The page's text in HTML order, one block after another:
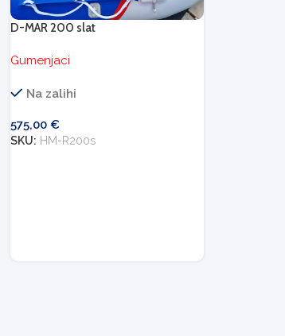
D-MAR 200 slat
Gumenjaci
Na zalihi
575,00€
SKU: HM-R200s